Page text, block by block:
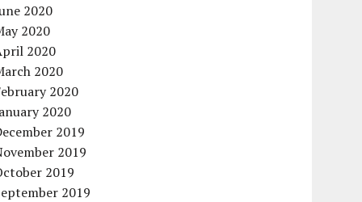
2020
2020
2020
2020
2020
2020
2019
2019
2019
2019